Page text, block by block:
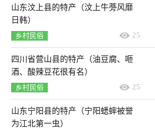
山东汶上县的特产（汶上牛蒡风靡
日韩）
乡村民俗 25
四川省营山县的特产（油豆腐、咂
酒、酸辣豆花很有名）
乡村民俗 25
山东宁阳县的特产（宁阳蟋蟀被誉
为江北第一虫）